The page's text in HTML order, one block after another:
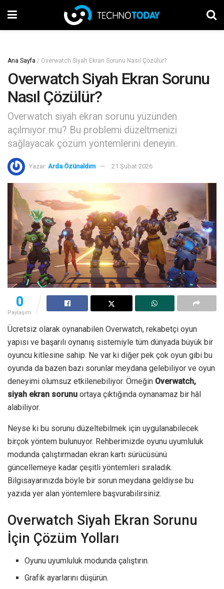
Ana Sayfa / Overwatch Siyah Ekran Sorunu Nasıl Çözülür?
Overwatch Siyah Ekran Sorunu
Nasıl Çözülür?
Overwatch siyah ekran sorunu yüzünden
açılmıyor mu? Bu problemi düzeltmenizi
sağlayacak çözüm yöntemlerini deneyin.
Yazar: Arda Özünaldım 21 Şubat 2026
0
Paylaşım
Ücretsiz olarak oynanabilen Overwatch, rekabetçi oyun
yapısı ve başarılı oynanış sistemiyle tüm dünyada büyük bir
oyuncu kitlesine sahip. Ne var ki diğer pek çok oyun gibi bu
oyunda da bazen bazı sorunlar meydana gelebiliyor ve oyun
deneyimi olumsuz etkilenebiliyor. Örneğin Overwatch,
siyah ekran sorunu ortaya çıktığında oynanamaz bir hâl
alabiliyor.
Neyse ki bu sorunu düzeltebilmek için uygulanabilecek
birçok yöntem bulunuyor. Rehberimizde oyunu uyumluluk
modunda çalıştırmadan ekran kartı sürücüsünü
güncellemeye kadar çeşitli yöntemleri sıraladık.
Bilgisayarınızda böyle bir sorun meydana geldiyse bu
yazıda yer alan yöntemlere başvurabilirsiniz.
Overwatch Siyah Ekran Sorunu
İçin Çözüm Yolları
Oyunu uyumluluk modunda çalıştırın.
Grafik ayarlarını düşürün.